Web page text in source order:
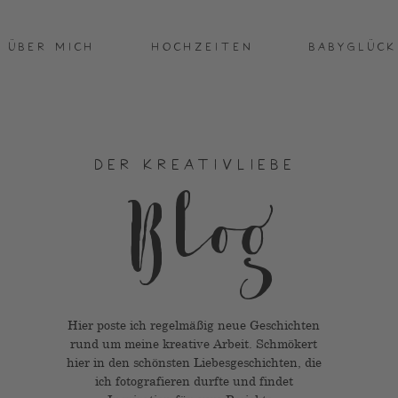
HOCHZEITEN BABYGLÜCK
ÜBER MICH
Blog
DER KREATIVLIEBE
Hier poste ich regelmäßig neue Geschichten
rund um meine kreative Arbeit. Schmökert
hier in den schönsten Liebesgeschichten, die
ich fotografieren durfte und findet